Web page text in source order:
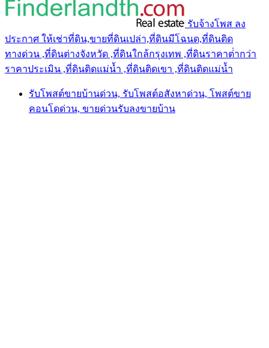
รับจ้างโพส ลง
ประกาศ ให้เช่าที่ดิน,ขายที่ดินเปล่า,ที่ดินมีโฉนด,ที่ดินติด
ทางด่วน ,ที่ดินต่างจังหวัด ,ที่ดินใกล้กรุงเทพ ,ที่ดินราคาต่ํากว่า
ราคาประเมิน ,ที่ดินติดแม่น้ำ ,ที่ดินติดเขา ,ที่ดินติดแม่น้ำ
รับโพสต์ขายบ้านด่วน, รับโพสต์อสังหาด่วน, โพสต์ขาย
คอนโดด่วน, ขายด่วนรับลงขายบ้าน